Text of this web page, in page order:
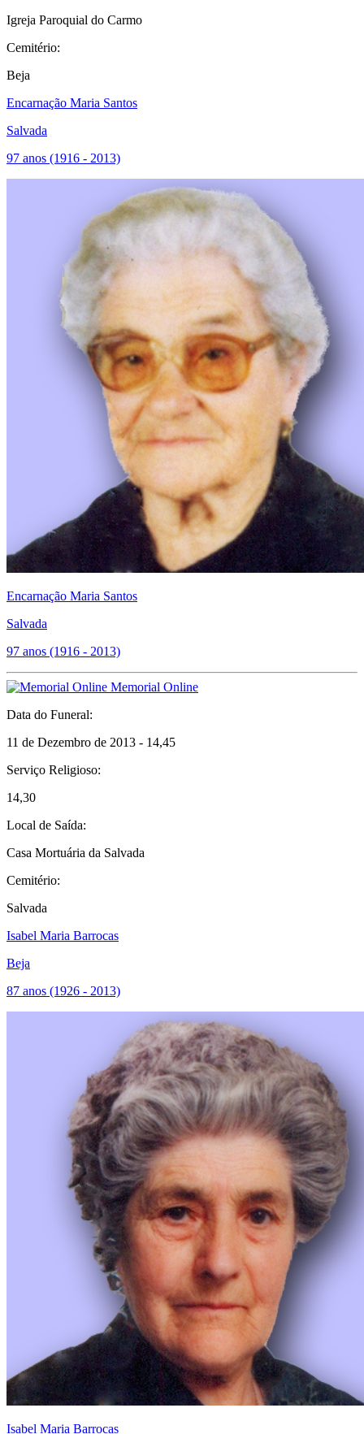
Igreja Paroquial do Carmo
Cemitério:
Beja
Encarnação Maria Santos
Salvada
97 anos (1916 - 2013)
Encarnação Maria Santos
Salvada
97 anos (1916 - 2013)
Memorial Online
Data do Funeral:
11 de Dezembro de 2013 - 14,45
Serviço Religioso:
14,30
Local de Saída:
Casa Mortuária da Salvada
Cemitério:
Salvada
Isabel Maria Barrocas
Beja
87 anos (1926 - 2013)
Isabel Maria Barrocas